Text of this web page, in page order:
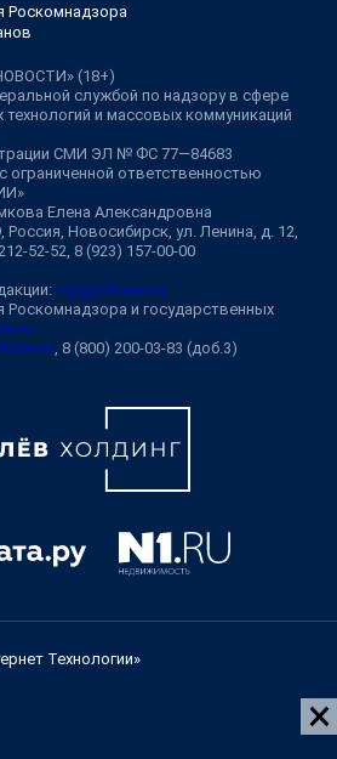
Роскомнадзора
(18+)
службой по надзору в сфере
и массовых коммуникаций
СМИ ЭЛ № ФС 77—84683
ограниченной ответственностью
Елена Александровна
Новосибирск, ул. Ленина, д. 12,
52-52, 8 (923) 157-00-00
ngs@shkulev.ru
и государственных
, 8 (800) 200-03-83 (доб.3)
Технологии»